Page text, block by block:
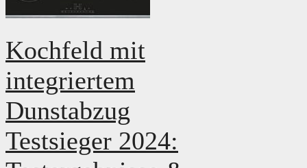
Kochfeld mit
integriertem
Dunstabzug
Testsieger 2024: